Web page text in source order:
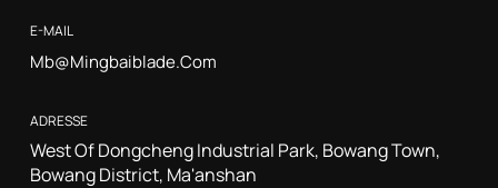
E-MAIL
Mb@mingbaiblade.com
ADRESSE
West Of Dongcheng Industrial Park, Bowang Town,
Bowang District, Ma'anshan